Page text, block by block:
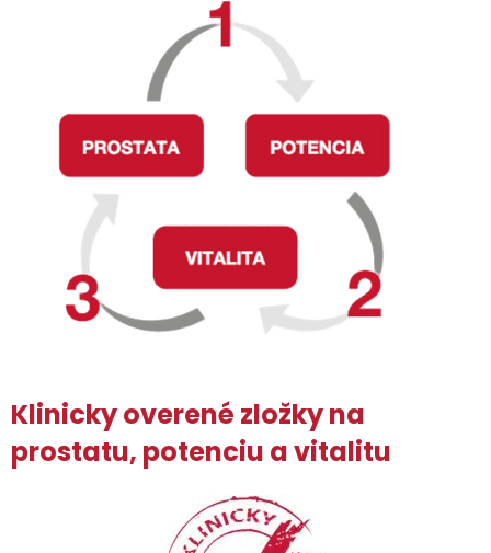
Klinicky overené zložky na
prostatu, potenciu a vitalitu